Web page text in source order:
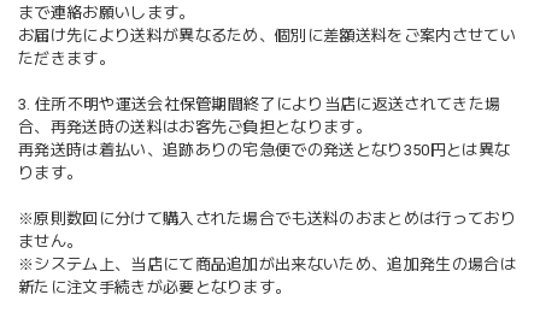
まで連絡お願いします。
お届け先により送料が異なるため、個別に差額送料をご案内させてい
ただきます。
3. 住所不明や運送会社保管期間終了により当店に返送されてきた場
合、再発送時の送料はお客先ご負担となります。
再発送時は着払い、追跡ありの宅急便での発送となり350円とは異な
ります。
※原則数回に分けて購入された場合でも送料のおまとめは行っており
ません。
※システム上、当店にて商品追加が出来ないため、追加発生の場合は
新たに注文手続きが必要となります。